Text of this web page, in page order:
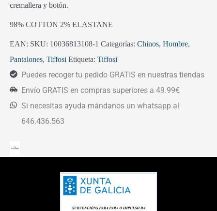
cremallera y botón.
98% COTTON 2% ELASTANE
EAN: SKU: 10036813108-1 Categorías: Chinos, Hombre,
Pantalones, Tiffosi Etiqueta: Tiffosi
Puedes recoger tu pedido GRATIS en nuestras tiendas
Envío GRATIS en compras superiores a 49.99€
Si necesitas ayuda mándanos un whatsapp al
646.436.563